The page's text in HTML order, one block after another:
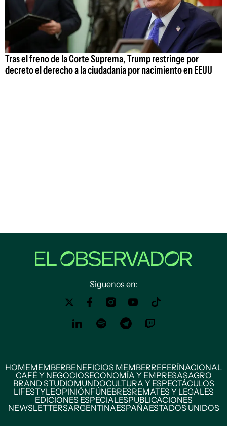
Tras el freno de la Corte Suprema, Trump restringe por
decreto el derecho a la ciudadanía por nacimiento en EEUU
Siguenos en:
HOMEMEMBERBENEFICIOS MEMBERREFERÍNACIONAL
CAFÉ Y NEGOCIOSECONOMÍA Y EMPRESASAGRO
BRAND STUDIOMUNDOCULTURA Y ESPECTÁCULOS
LIFESTYLEOPINIÓNFÚNEBRESREMATES Y LEGALES
EDICIONES ESPECIALESPUBLICACIONES
NEWSLETTERSARGENTINAESPAÑAESTADOS UNIDOS